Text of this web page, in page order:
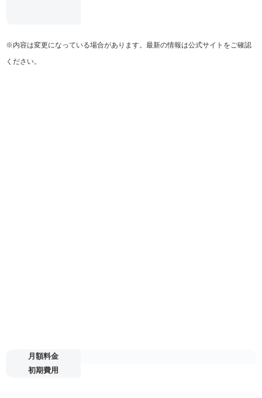
※内容は変更になっている場合があります。最新の情報は公式サイトをご確認
ください。
月額料金
初期費用